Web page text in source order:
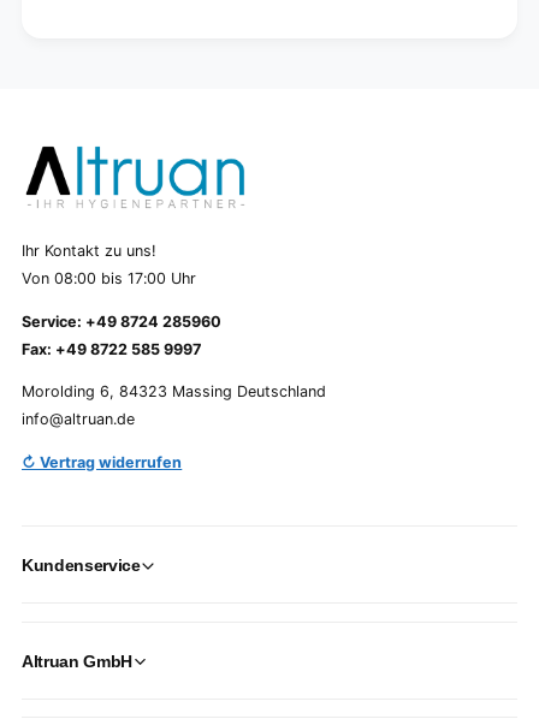
Ihr Kontakt zu uns!
Von 08:00 bis 17:00 Uhr
Service: +49 8724 285960
Fax: +49 8722 585 9997
Morolding 6, 84323 Massing Deutschland
info@altruan.de
↻ Vertrag widerrufen
Kundenservice
Altruan GmbH